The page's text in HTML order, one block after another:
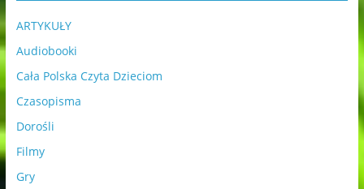
ARTYKUŁY
Audiobooki
Cała Polska Czyta Dzieciom
Czasopisma
Dorośli
Filmy
Gry